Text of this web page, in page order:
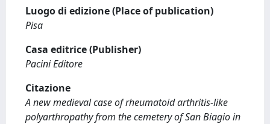
Luogo di edizione (Place of publication)
Pisa
Casa editrice (Publisher)
Pacini Editore
Citazione
A new medieval case of rheumatoid arthritis-like
polyarthropathy from the cemetery of San Biagio in